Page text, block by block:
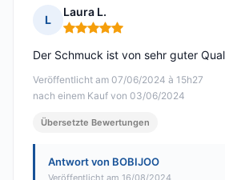
L
Laura L.
Hinweis: 5 von 5
Veröffentlicht am 07/06/2024 à 15h27
nach einem Kauf von 03/06/2024
Der Schmuck ist von sehr guter
Übersetzte Bewertungen
Antwort von BOBIJOO
Veröffentlicht am 16/08/2024